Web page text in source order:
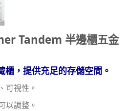
Tandem 半邊櫃五金
櫃，提供充足的存儲空間。
可視性。
以調整。